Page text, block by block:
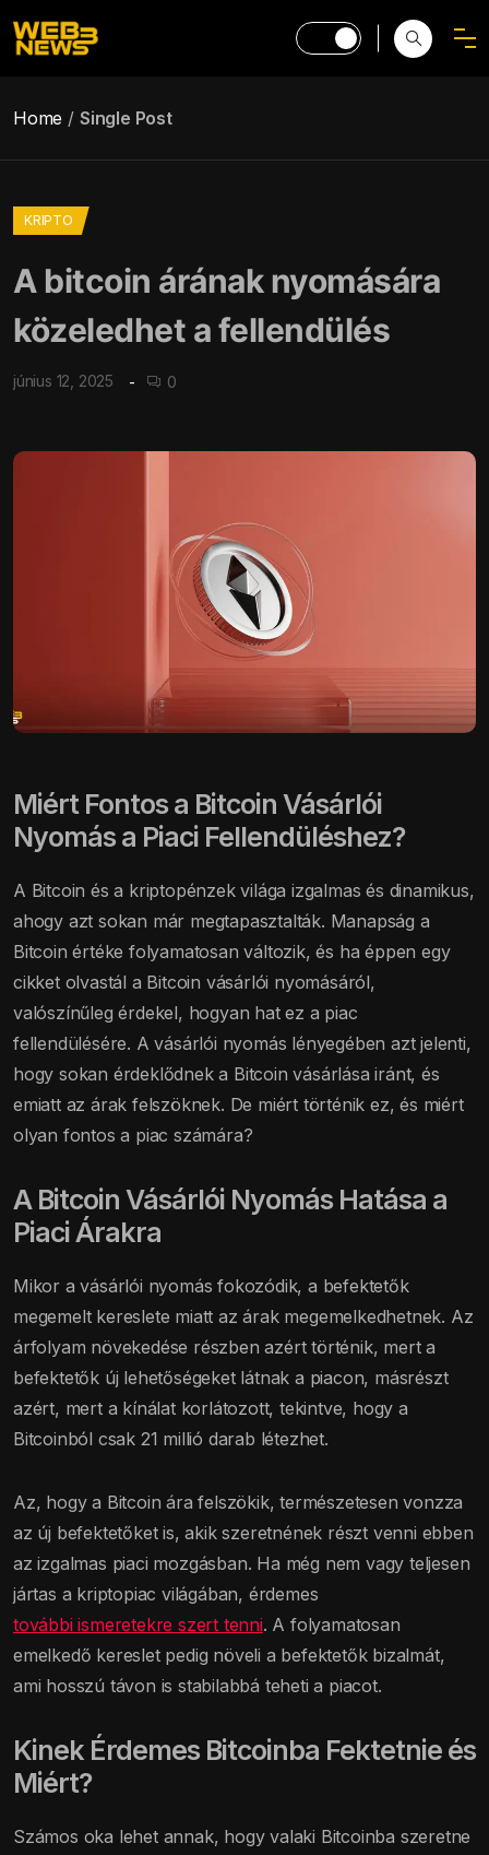
Home Single Post
KRIPTO
A bitcoin árának nyomására
közeledhet a fellendülés
június 12, 2025 0
Miért Fontos a Bitcoin Vásárlói
Nyomás a Piaci Fellendüléshez?
A Bitcoin és a kriptopénzek világa izgalmas és dinamikus,
ahogy azt sokan már megtapasztalták. Manapság a
Bitcoin értéke folyamatosan változik, és ha éppen egy
cikket olvastál a Bitcoin vásárlói nyomásáról,
valószínűleg érdekel, hogyan hat ez a piac
fellendülésére. A vásárlói nyomás lényegében azt jelenti,
hogy sokan érdeklődnek a Bitcoin vásárlása iránt, és
emiatt az árak felszöknek. De miért történik ez, és miért
olyan fontos a piac számára?
A Bitcoin Vásárlói Nyomás Hatása a
Piaci Árakra
Mikor a vásárlói nyomás fokozódik, a befektetők
megemelt kereslete miatt az árak megemelkedhetnek. Az
árfolyam növekedése részben azért történik, mert a
befektetők új lehetőségeket látnak a piacon, másrészt
azért, mert a kínálat korlátozott, tekintve, hogy a
Bitcoinból csak 21 millió darab létezhet.
Az, hogy a Bitcoin ára felszökik, természetesen vonzza
az új befektetőket is, akik szeretnének részt venni ebben
az izgalmas piaci mozgásban. Ha még nem vagy teljesen
jártas a kriptopiac világában, érdemes
további ismeretekre szert tenni. A folyamatosan
emelkedő kereslet pedig növeli a befektetők bizalmát,
ami hosszú távon is stabilabbá teheti a piacot.
Kinek Érdemes Bitcoinba Fektetnie és
Miért?
Számos oka lehet annak, hogy valaki Bitcoinba szeretne